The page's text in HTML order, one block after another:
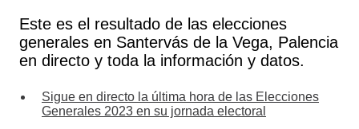
Este es el resultado de las elecciones
generales en Santervás de la Vega, Palencia
en directo y toda la información y datos.
Sigue en directo la última hora de las Elecciones
Generales 2023 en su jornada electoral